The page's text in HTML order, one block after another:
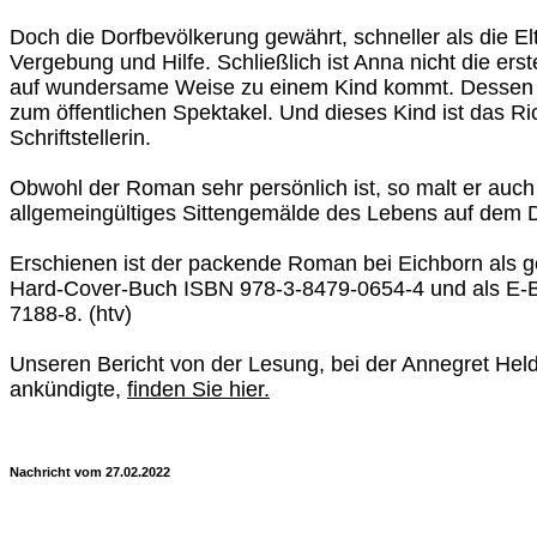
Doch die Dorfbevölkerung gewährt, schneller als die
Vergebung und Hilfe. Schließlich ist Anna nicht die
auf wundersame Weise zu einem Kind kommt.
zum öffentlichen Spektakel. Und dieses Kind ist das
Schriftstellerin.
Obwohl der Roman sehr persönlich ist, so malt er
allgemeingültiges Sittengemälde des Lebens auf dem
Erschienen ist der packende Roman bei Eichborn als
Hard-Cover-Buch ISBN 978-3-8479-0654-4 und als
7188-8. (htv)
Unseren Bericht von der Lesung, bei der Annegret
ankündigte, finden Sie hier.
Nachricht vom 27.02.2022